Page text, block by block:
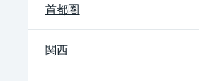
首都圏
関西